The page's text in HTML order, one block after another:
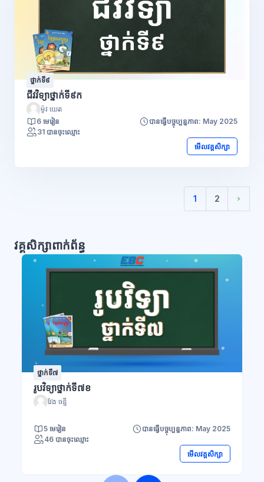
ថ្នាក់ទី៩
ជីវវិទ្យាថ្នាក់ទី៩ក
ម៉ូវ យេត
6 មេរៀន
បានធ្វើបច្ចុប្បន្នភាព: May 2025
31 បានចុះឈ្មោះ
មើលវគ្គសិក្សា
1
(បច្ចុប្បន្ន)
2
វគ្គសិក្សាពាក់ព័ន្ធ
ថ្នាក់ទី៧
រូបវិទ្យាថ្នាក់ទី៧ខ
វែង ចន្នី
5 មេរៀន
បានធ្វើបច្ចុប្បន្នភាព: May 2025
46 បានចុះឈ្មោះ
មើលវគ្គសិក្សា